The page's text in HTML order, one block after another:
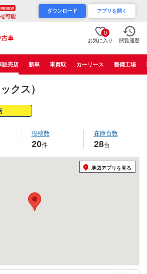
RENEW
可能
ダウンロード アプリを開く
0
お気に入り 閲覧履歴
販売店 新車 車買取 カーリース 整備工場
クス）
投稿数
20件
在庫台数
28台
地図アプリを見る